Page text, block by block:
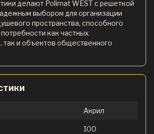
делают Polimat WEST с решеткой
выбором для организации
пространства, способного
как частных
так и объектов общественного
Акрил
100